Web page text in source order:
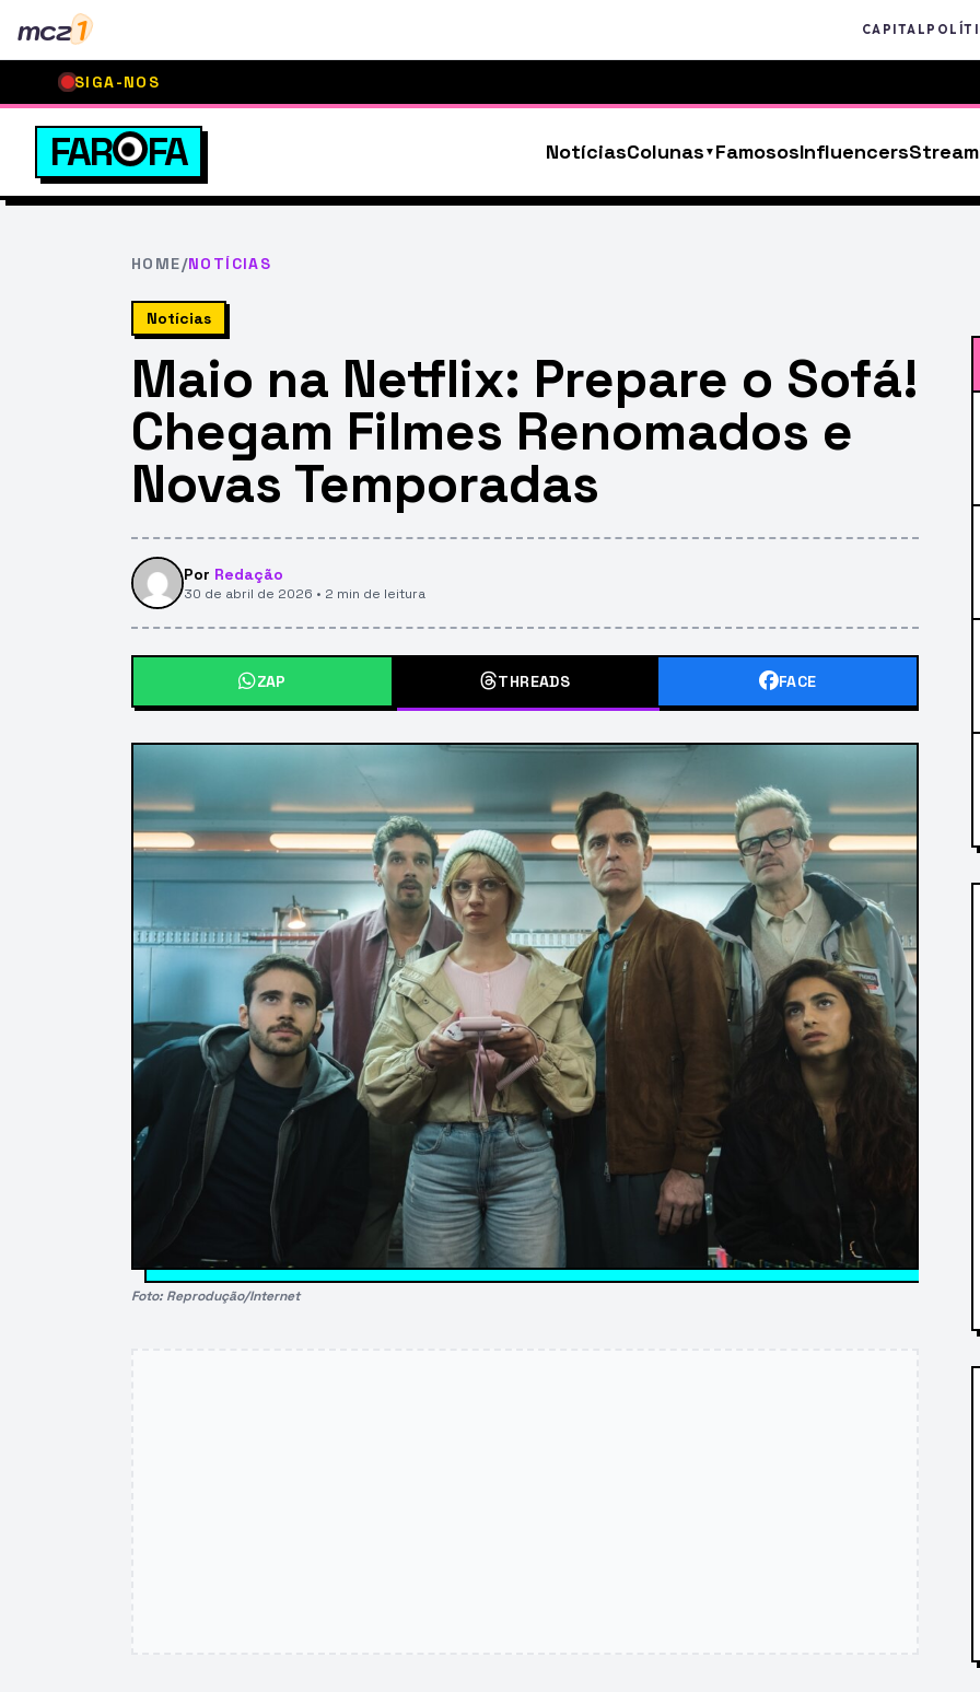
mcz1 CAPITAL
SIGA-NOS
FAR FA NotíciasColunas FamososInfluencers
HOME/NOTÍCIAS
Notícias
Maio na Netflix: Prepare o Sofá!
Chegam Filmes Renomados e
Novas Temporadas
Por Redação
30 de abril de 2026 • 2 min de leitura
ZAP THREADS FACE
Foto: Reprodução/Internet